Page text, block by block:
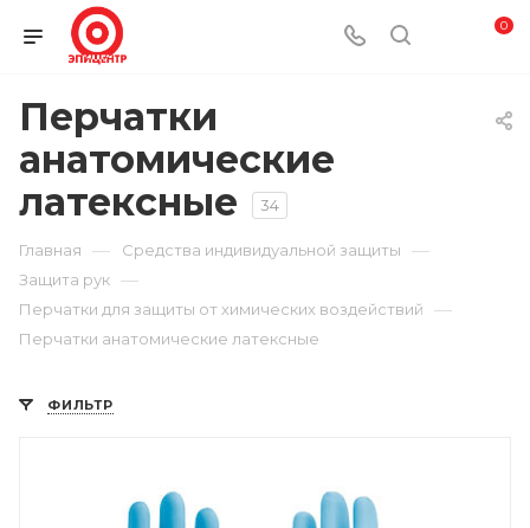
0
Перчатки
анатомические
латексные
34
Главная — Средства индивидуальной защиты —
Защита рук —
Перчатки для защиты от химических воздействий —
Перчатки анатомические латексные
ФИЛЬТР